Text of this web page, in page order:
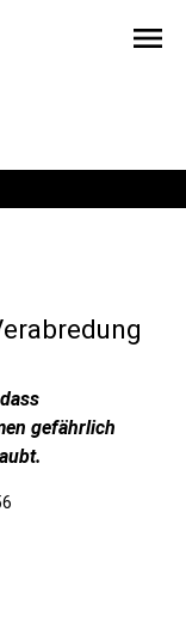
menu
gefährlich